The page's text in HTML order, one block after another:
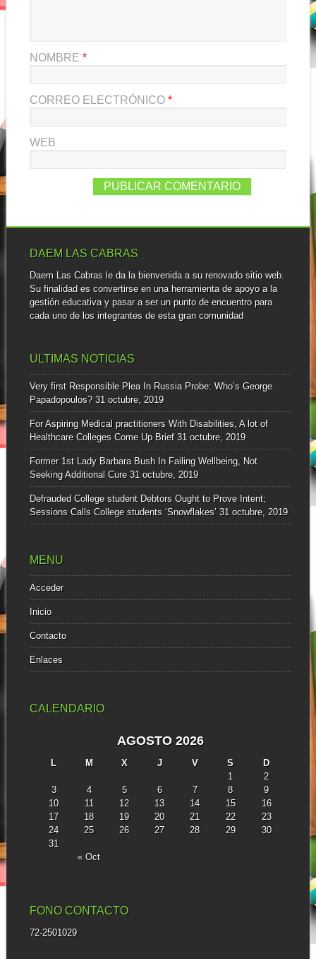
NOMBRE *
CORREO ELECTRÓNICO *
WEB
DAEM LAS CABRAS
Daem Las Cabras le da la bienvenida a su renovado sitio web.
Su finalidad es convertirse en una herramienta de apoyo a la
gestión educativa y pasar a ser un punto de encuentro para
cada uno de los integrantes de esta gran comunidad
ULTIMAS NOTICIAS
Very first Responsible Plea In Russia Probe: Who’s George
Papadopoulos? 31 octubre, 2019
For Aspiring Medical practitioners With Disabilities, A lot of
Healthcare Colleges Come Up Brief 31 octubre, 2019
Former 1st Lady Barbara Bush In Failing Wellbeing, Not
Seeking Additional Cure 31 octubre, 2019
Defrauded College student Debtors Ought to Prove Intent;
Sessions Calls College students ‘Snowflakes’ 31 octubre, 2019
MENU
Acceder
Inicio
Contacto
Enlaces
CALENDARIO
AGOSTO 2026
L M X J V S D
« Oct
1
2
3
4 5 6 7 8
9
10
11 12 13 14 15
16
17
18 19 20 21 22
23
24
25 26 27 28 29
30
31
FONO CONTACTO
72-2501029